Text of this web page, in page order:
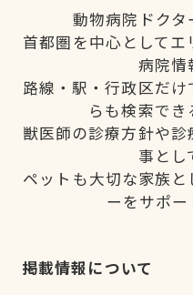
動物病院ドクタ
首都圏を中心として
病院情
路線・駅・行政区だ
らも検索でき
獣医師の診療方針や
事とし
ペットも大切な家族
ーをサポー
掲載情報について